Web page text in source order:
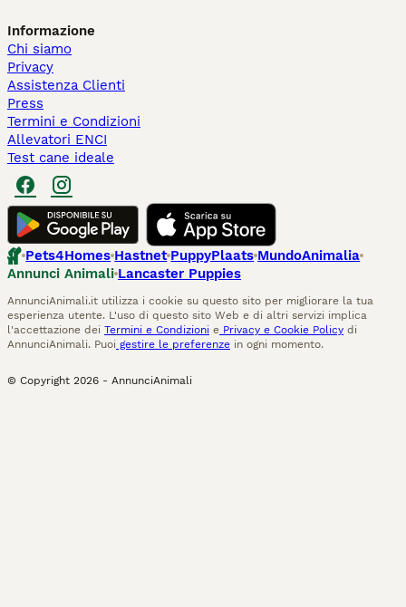
Informazione
Chi siamo
Privacy
Assistenza Clienti
Press
Termini e Condizioni
Allevatori ENCI
Test cane ideale
Pets4Homes Hastnet PuppyPlaats MundoAnimalia
Annunci Animali Lancaster Puppies
AnnunciAnimali.it utilizza i cookie su questo sito per migliorare la tua
esperienza utente. L'uso di questo sito Web e di altri servizi implica
l'accettazione dei Termini e Condizioni e Privacy e Cookie Policy di
AnnunciAnimali. Puoi gestire le preferenze in ogni momento.
© Copyright 2026 - AnnunciAnimali